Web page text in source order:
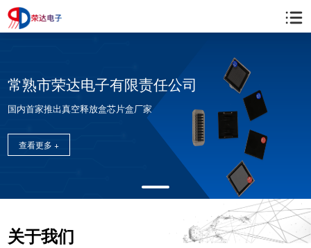
常熟市荣达电子有限责任公司
国内首家推出真空释放盒芯片盒厂家
查看更多 +
关于我们